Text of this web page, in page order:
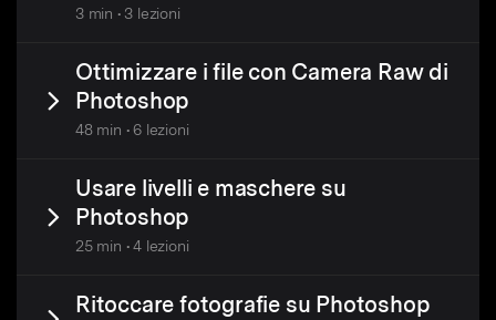
3 min • 3 lezioni
Ottimizzare i file con Camera Raw di
Photoshop
48 min • 6 lezioni
Usare livelli e maschere su
Photoshop
25 min • 4 lezioni
Ritoccare fotografie su Photoshop